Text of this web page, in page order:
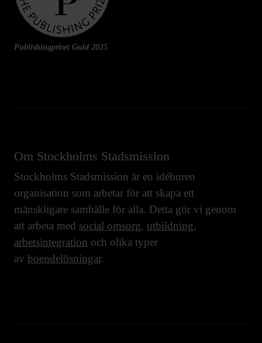
Publishingpriset Guld 2025
Om Stockholms Stadsmission
Stockholms Stadsmission är en idéburen
organisation som arbetar för att skapa ett
mänskligare samhälle för alla. Detta gör vi genom
att arbeta med social omsorg, utbildning,
arbetsintegration och olika typer
av boendelösningar.